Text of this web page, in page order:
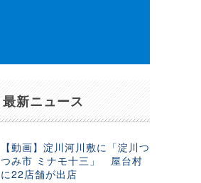
最新ニュース
【動画】淀川河川敷に「淀川つ
つみ市 ミナモ十三」 屋台村
に22店舗が出店